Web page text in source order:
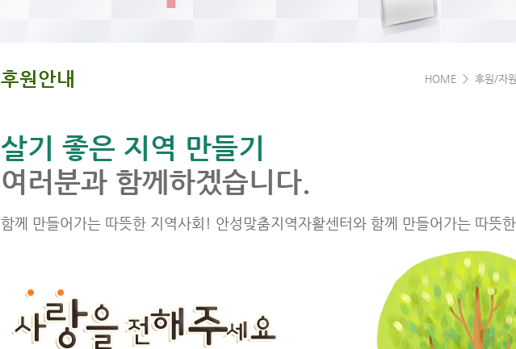
후원안내 HOME > 후원/자
살기 좋은 지역 만들기
여러분과 함께하겠습니다.
함께 만들어가는 따뜻한 지역사회! 안성맞춤지역자활센터와 함께 만들어가는 따뜻